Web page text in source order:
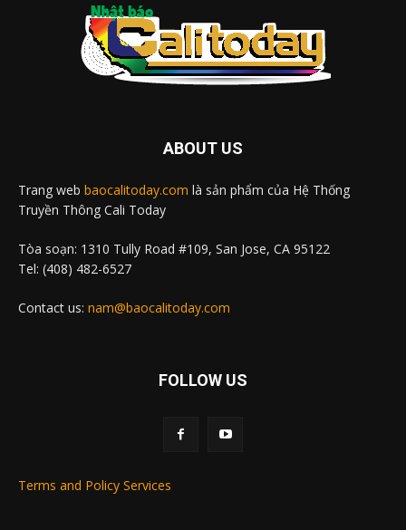
ABOUT US
Trang web baocalitoday.com là sản phẩm của Hệ Thống
Truyền Thông Cali Today
Tòa soạn: 1310 Tully Road #109, San Jose, CA 95122
Tel: (408) 482-6527
Contact us: nam@baocalitoday.com
FOLLOW US
Terms and Policy Services